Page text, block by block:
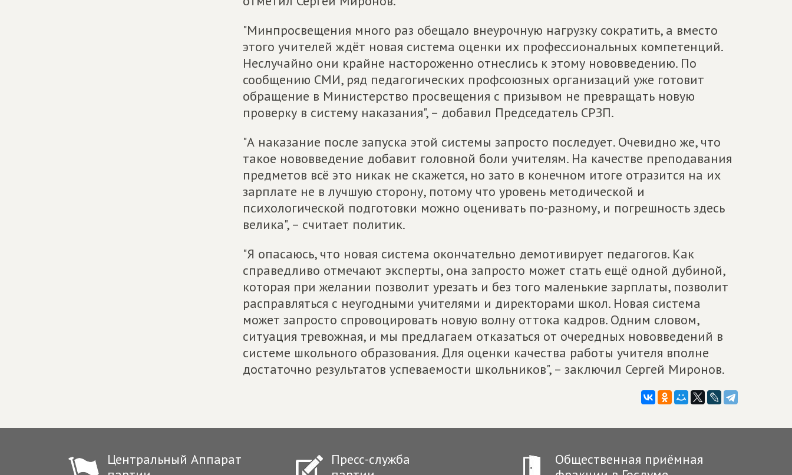
"Минпросвещения много раз обещало внеурочную нагрузку сократить, а вместо
этого учителей ждёт новая система оценки их профессиональных компетенций.
Неслучайно они крайне настороженно отнеслись к этому нововведению. По
сообщению СМИ, ряд педагогических профсоюзных организаций уже готовит
обращение в Министерство просвещения с призывом не превращать новую
проверку в систему наказания", – добавил Председатель СРЗП.
"А наказание после запуска этой системы запросто последует. Очевидно же, что
такое нововведение добавит головной боли учителям. На качестве преподавания
предметов всё это никак не скажется, но зато в конечном итоге отразится на их
зарплате не в лучшую сторону, потому что уровень методической и
психологической подготовки можно оценивать по-разному, и погрешность здесь
велика", – считает политик.
"Я опасаюсь, что новая система окончательно демотивирует педагогов. Как
справедливо отмечают эксперты, она запросто может стать ещё одной дубиной,
которая при желании позволит урезать и без того маленькие зарплаты, позволит
расправляться с неугодными учителями и директорами школ. Новая система
может запросто спровоцировать новую волну оттока кадров. Одним словом,
ситуация тревожная, и мы предлагаем отказаться от очередных нововведений в
системе школьного образования. Для оценки качества работы учителя вполне
достаточно результатов успеваемости школьников", – заключил Сергей Миронов.
Центральный Аппарат
Пресс-служба
Общественная приёмная